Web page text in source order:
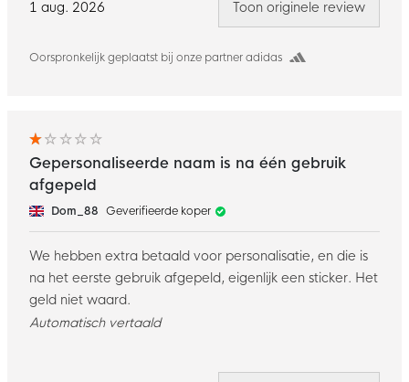
1 aug. 2026
Oorspronkelijk geplaatst bij onze partner adidas
Toon originele review
Gepersonaliseerde naam is na één gebruik
afgepeld
Dom_88 Geverifieerde koper
We hebben extra betaald voor personalisatie, en die is
na het eerste gebruik afgepeld, eigenlijk een sticker. Het
geld niet waard.
Automatisch vertaald